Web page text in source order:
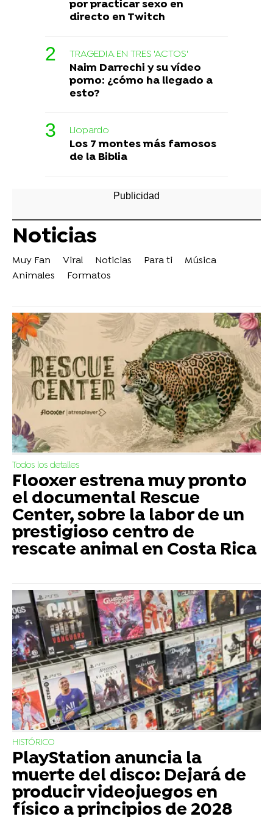
por practicar sexo en
directo en Twitch
TRAGEDIA EN TRES 'ACTOS'
Naim Darrechi y su vídeo
porno: ¿cómo ha llegado a
esto?
Liopardo
Los 7 montes más famosos
de la Biblia
Noticias
Muy Fan Viral Noticias Para ti
Música
Animales
Formatos
Todos los detalles
Flooxer estrena muy pronto
el documental Rescue
Center, sobre la labor de un
prestigioso centro de
rescate animal en Costa Rica
HISTÓRICO
PlayStation anuncia la
muerte del disco: Dejará de
producir videojuegos en
físico a principios de 2028